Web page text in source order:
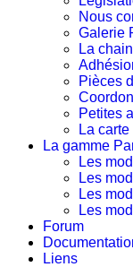
Nous
Galerie
La
Pièces
Petites
La
La gamme
Les
Les
Les
Les
Forum
Liens